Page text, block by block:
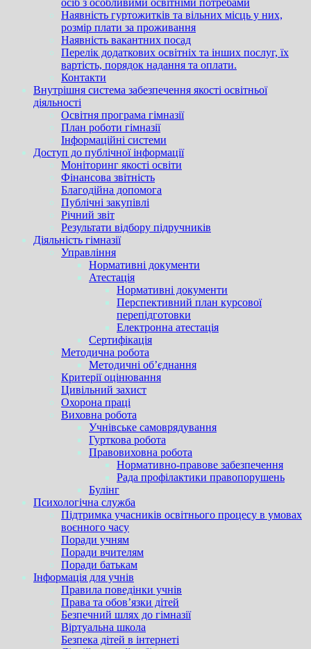
осіб з особливими освітніми потребами
Наявність гуртожитків та вільних місць у них,
розмір плати за проживання
Наявність вакантних посад
Перелік додаткових освітніх та інших послуг, їх
вартість, порядок надання та оплати.
Контакти
Внутрішня система забезпечення якості освітньої
діяльності
Освітня програма гімназії
План роботи гімназії
Інформаційні системи
Доступ до публічної інформації
Моніторинг якості освіти
Фінансова звітність
Благодійна допомога
Публічні закупівлі
Річний звіт
Результати відбору підручників
Діяльність гімназії
Управління
Нормативні документи
Атестація
Нормативні документи
Перспективний план курсової
перепідготовки
Електронна атестація
Сертифікація
Методична робота
Методичні об’єднання
Критерії оцінювання
Цивільний захист
Охорона праці
Виховна робота
Учнівське самоврядування
Гурткова робота
Правовиховна робота
Нормативно-правове забезпечення
Рада профілактики правопорушень
Булінг
Психологічна служба
Підтримка учасників освітнього процесу в умовах
воєнного часу
Поради учням
Поради вчителям
Поради батькам
Інформація для учнів
Правила поведінки учнів
Права та обов’язки дітей
Безпечний шлях до гімназії
Віртуальна школа
Безпека дітей в інтернеті